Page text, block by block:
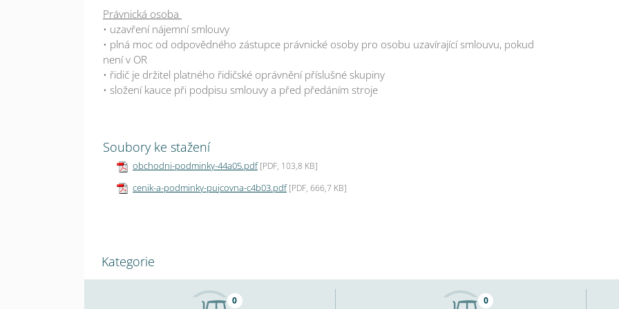
Právnická osoba
• uzavření nájemní smlouvy
• plná moc od odpovědného zástupce právnické osoby pro osobu uzavírající smlouvu, pokud
není v OR
• řidič je držitel platného řidičské oprávnění příslušné skupiny
• složení kauce při podpisu smlouvy a před předáním stroje
Soubory ke stažení
obchodni-podminky-44a05.pdf [PDF, 103,8 KB]
cenik-a-podminky-pujcovna-c4b03.pdf [PDF, 666,7 KB]
Kategorie
0 0